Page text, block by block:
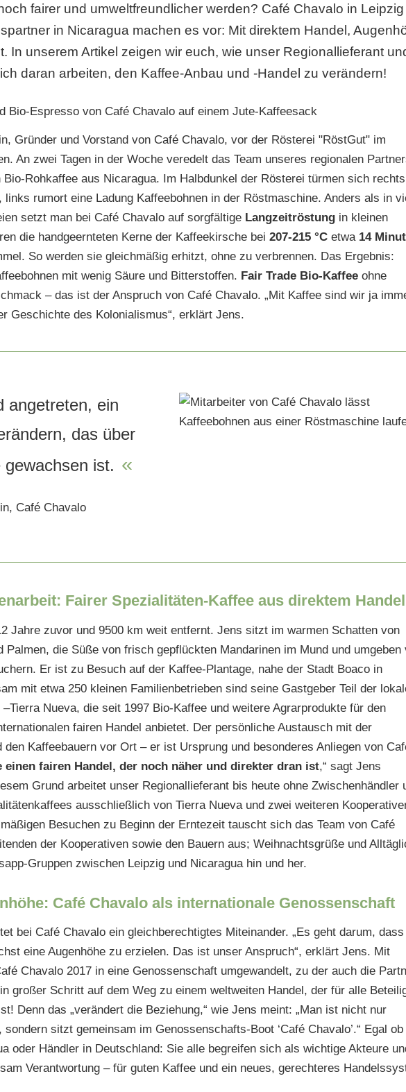
fairer und umwelt­freundlicher werden? Café Chavalo in Leipzig
in Nicaragua machen es vor: Mit direktem Handel,
In unserem Artikel zeigen wir euch, wie unser Regionallieferant
daran arbeiten, den Kaffee-Anbau und -Handel zu verändern!
Gründer und Vorstand von Café Chavalo, vor der Rösterei "RöstGut" im
An zwei Tagen in der Woche veredelt das Team unseres regionalen
Bio-Rohkaffee aus Nicaragua. Im Halbdunkel der Rösterei türmen sich rechts
links rumort eine Ladung Kaffeebohnen in der Röstmaschine. Anders als in
setzt man bei Café Chavalo auf sorgfältige Langzeitröstung in kleinen
die handgeernteten Kerne der Kaffeekirsche bei 207-215 °C etwa14
So werden sie gleichmäßig erhitzt, ohne zu verbrennen. Das Ergebnis:
mit wenig Säure und Bitterstoffen. Fair Trade Bio-Kaffeeohne
– das ist der Anspruch von Café Chavalo. „Mit Kaffee sind wir ja
Geschichte des Kolonialismus“, erklärt Jens.
angetreten, ein
das über
ist. «
Café Chavalo
Fairer Spezialitäten-Kaffee aus direktem Handel
Jahre zuvor und 9500 km weit entfernt. Jens sitzt im warmen Schatten von
Palmen, die Süße von frisch gepflückten Mandarinen im Mund und umgeben
Er ist zu Besuch auf der Kaffee-Plantage, nahe der Stadt Boaco in
mit etwa 250 kleinen Familienbetrieben sind seine Gastgeber Teil der
Nueva, die seit 1997 Bio-Kaffee und weitere Agrarprodukte für den
fairen Handel anbietet. Der persönliche Austausch mit der
den Kaffeebauern vor Ort – er ist Ursprung und besonderes Anliegen von
einen fairen Handel, der noch näher und direkter dran ist,“ sagt Jens
Grund arbeitet unser Regionallieferant bis heute ohne Zwischenhändler
ausschließlich von Tierra Nueva und zwei weiteren
Besuchen zu Beginn der Erntezeit tauscht sich das Team von Café
der Kooperativen sowie den Bauern aus; Weihnachtsgrüße und
Gruppen zwischen Leipzig und Nicaragua hin und her.
Café Chavalo als internationale Genossenschaft
bei Café Chavalo ein gleichberechtigtes Miteinander. „Es geht darum,
eine Augenhöhe zu erzielen. Das ist unser Anspruch“, erklärt Jens. Mit
Chavalo 2017 in eine Genossenschaft umgewandelt, zu der auch die
großer Schritt auf dem Weg zu einem weltweiten Handel, der für alle
Denn das „verändert die Beziehung,“ wie Jens meint: „Man ist nicht nur
sondern sitzt gemeinsam im Genossenschafts-Boot ‘Café Chavalo’.“ Egal ob
oder Händler in Deutschland: Sie alle begreifen sich als wichtige Akteure
Verantwortung – für guten Kaffee und ein neues, gerechteres